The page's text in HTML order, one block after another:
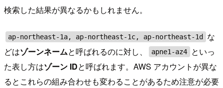
検索した結果が異なるかもしれません。
ap-northeast-1a, ap-northeast-1c, ap-northeast-1d
な
どはゾーンネームと呼ばれるのに対し、 apne1-az4
といっ
た表し方はゾーン IDと呼ばれます。AWS アカウントが異な
るとこれらの組み合わせも変わることがあるため注意が必要